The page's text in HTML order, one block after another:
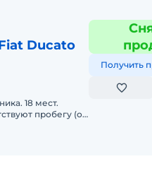
Ducato
18 мест.
пробегу (от
Получить